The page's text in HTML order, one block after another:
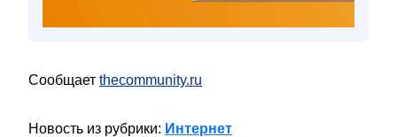
Сообщает thecommunity.ru
Новость из рубрики: Интернет